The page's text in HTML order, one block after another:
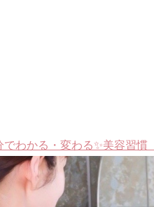
でわかる・変わる✨美容習慣